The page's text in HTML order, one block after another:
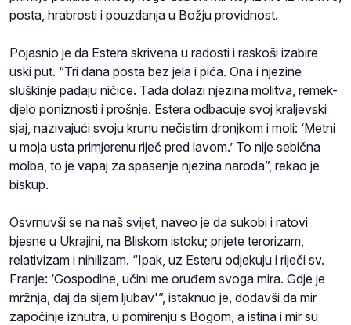
posta, hrabrosti i pouzdanja u Božju providnost.
Pojasnio je da Estera skrivena u radosti i raskoši izabire
uski put. “Tri dana posta bez jela i pića. Ona i njezine
sluškinje padaju ničice. Tada dolazi njezina molitva, remek-
djelo poniznosti i prošnje. Estera odbacuje svoj kraljevski
sjaj, nazivajući svoju krunu nečistim dronjkom i moli: ‘Metni
u moja usta primjerenu riječ pred lavom.’ To nije sebična
molba, to je vapaj za spasenje njezina naroda”, rekao je
biskup.
Osvrnuvši se na naš svijet, naveo je da sukobi i ratovi
bjesne u Ukrajini, na Bliskom istoku; prijete terorizam,
relativizam i nihilizam. “Ipak, uz Esteru odjekuju i riječi sv.
Franje: ‘Gospodine, učini me oruđem svoga mira. Gdje je
mržnja, daj da sijem ljubav'”, istaknuo je, dodavši da mir
započinje iznutra, u pomirenju s Bogom, a istina i mir su